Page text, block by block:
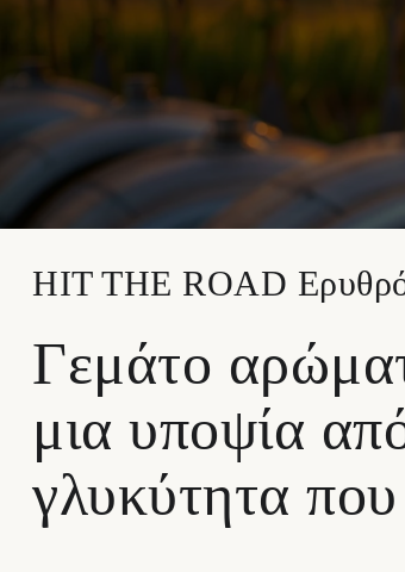
HIT THE ROAD
Γεμάτο
μια υποψία
γλυκύτητα